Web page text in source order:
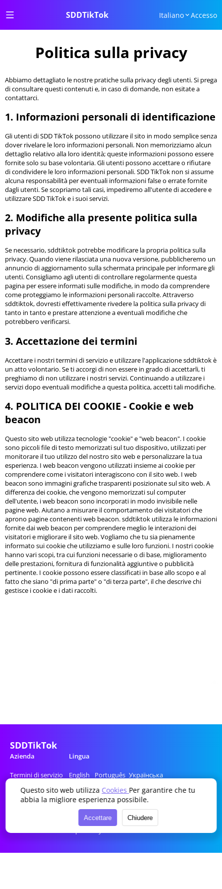
SDDTikTok Italiano Accesso
Politica sulla privacy
Abbiamo dettagliato le nostre pratiche sulla privacy degli utenti. Si prega
di consultare questi contenuti e, in caso di domande, non esitate a
contattarci.
1. Informazioni personali di identificazione
Gli utenti di SDD TikTok possono utilizzare il sito in modo semplice senza
dover rivelare le loro informazioni personali. Non memorizziamo alcun
dettaglio relativo alla loro identità; queste informazioni possono essere
fornite solo su base volontaria. Gli utenti possono accettare o rifiutare
di condividere le loro informazioni personali. SDD TikTok non si assume
alcuna responsabilità per eventuali informazioni false o errate fornite
dagli utenti. Se scopriamo tali casi, impediremo all'utente di accedere e
utilizzare SDD TikTok e i suoi servizi.
2. Modifiche alla presente politica sulla
privacy
Se necessario, sddtiktok potrebbe modificare la propria politica sulla
privacy. Quando viene rilasciata una nuova versione, pubblicheremo un
annuncio di aggiornamento sulla schermata principale per informare gli
utenti. Consigliamo agli utenti di controllare regolarmente questa
pagina per essere informati sulle modifiche, in modo da comprendere
come proteggiamo le informazioni personali raccolte. Attraverso
sddtiktok, dovresti effettivamente rivedere la politica sulla privacy di
tanto in tanto e prestare attenzione a eventuali modifiche che
potrebbero verificarsi.
3. Accettazione dei termini
Accettare i nostri termini di servizio e utilizzare l'applicazione sddtiktok è
un atto volontario. Se ti accorgi di non essere in grado di accettarli, ti
preghiamo di non utilizzare i nostri servizi. Continuando a utilizzare i
servizi dopo eventuali modifiche a questa politica, accetti tali modifiche.
4. POLITICA DEI COOKIE - Cookie e web
beacon
Questo sito web utilizza tecnologie "cookie" e "web beacon". I cookie
sono piccoli file di testo memorizzati sul tuo dispositivo, utilizzati per
monitorare il tuo utilizzo del nostro sito web e personalizzare la tua
esperienza. I web beacon vengono utilizzati insieme ai cookie per
comprendere come i visitatori interagiscono con il sito web. I web
beacon sono immagini grafiche trasparenti posizionate sul sito web. A
differenza dei cookie, che vengono memorizzati sul computer
dell'utente, i web beacon sono incorporati in modo invisibile nelle
pagine web. Aiutano a misurare il comportamento dei visitatori che
aprono pagine contenenti web beacon. sddtiktok utilizza le informazioni
fornite dai web beacon per comprendere meglio le interazioni dei
visitatori e migliorare il sito web. Vogliamo che tu sia pienamente
informato sui cookie che utilizziamo e sulle loro funzioni. I nostri cookie
hanno vari scopi, tra cui funzioni necessarie o di base, miglioramento
delle prestazioni, fornitura di funzionalità aggiuntive o pubblicità
pertinente. I cookie possono essere classificati in base allo scopo e al
fatto che siano "di prima parte" o "di terza parte", il che descrive chi
gestisce i cookie e i dati raccolti.
SDDTikTok
Azienda
Termini di servizio
Politica sulla privacy
Lingua
English
简体中文
Deutsch
Français
Português
Italiano
Nederlands
Polski
Українська
Română
Magyar
Ελληνικά
Questo sito web utilizza Cookies Per garantire che tu
abbia la migliore esperienza possibile.
Accettare Chiudere